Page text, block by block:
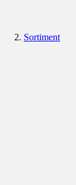
Sortiment